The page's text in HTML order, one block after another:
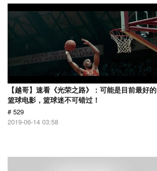
【越哥】速看《光荣之路》：可能是目前最好的
篮球电影，篮球迷不可错过！
# 529
2019-06-14 03:58